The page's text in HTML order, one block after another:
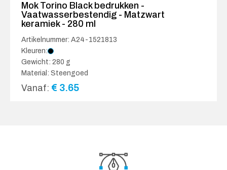
Mok Torino Black bedrukken -
Vaatwasserbestendig - Matzwart
keramiek - 280 ml
Artikelnummer: A24-1521813
Kleuren:
Gewicht: 280 g
Material: Steengoed
Vanaf: € 3.65